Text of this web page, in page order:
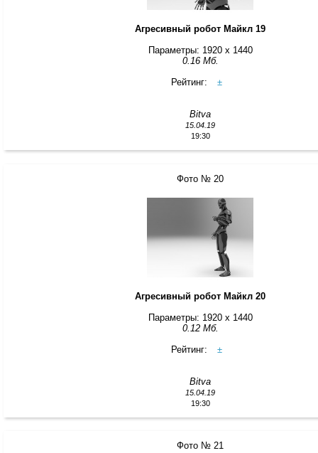
Агресивный робот Майкл 19
Параметры: 1920 x 1440
0.16 Мб.
Рейтинг:
±
Bitva
15.04.19
19:30
Фото № 20
Агресивный робот Майкл 20
Параметры: 1920 x 1440
0.12 Мб.
Рейтинг:
±
Bitva
15.04.19
19:30
Фото № 21